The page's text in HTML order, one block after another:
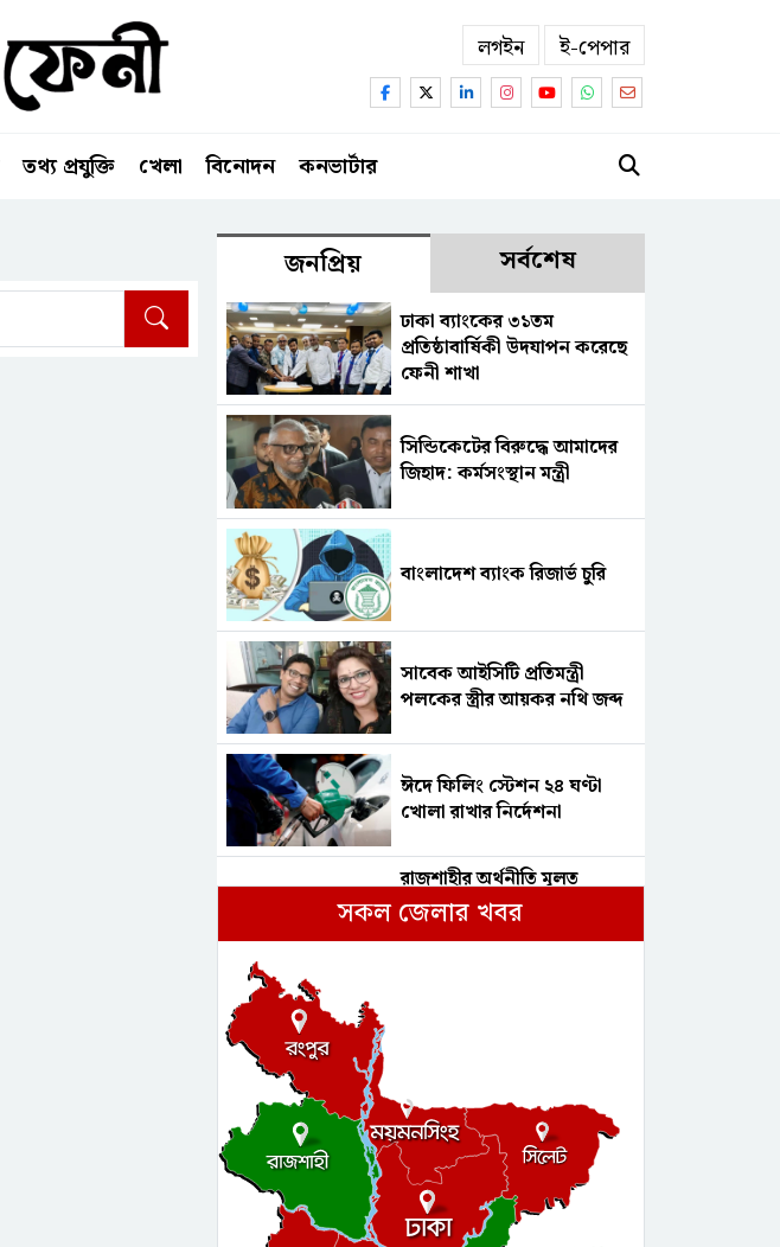
লগইন ই-পেপার
তথ্য প্রযুক্তি খেলা বিনোদন কনভার্টার
জনপ্রিয় সর্বশেষ
ঢাকা ব্যাংকের ৩১তম
প্রতিষ্ঠাবার্ষিকী উদযাপন করেছে
ফেনী শাখা
সিন্ডিকেটের বিরুদ্ধে আমাদের
জিহাদ: কর্মসংস্থান মন্ত্রী
বাংলাদেশ ব্যাংক রিজার্ভ চুরি
সাবেক আইসিটি প্রতিমন্ত্রী
পলকের স্ত্রীর আয়কর নথি জব্দ
ঈদে ফিলিং স্টেশন ২৪ ঘণ্টা
খোলা রাখার নির্দেশনা
রাজশাহীর অর্থনীতি মূলত
আমকেন্দ্রিক। প্রতি বছর মে
থেকে আগস্ট মাস পর্যন্ত আমকে
কোলেস্টেরল থাকার কারণ কি
সকল জেলার খবর